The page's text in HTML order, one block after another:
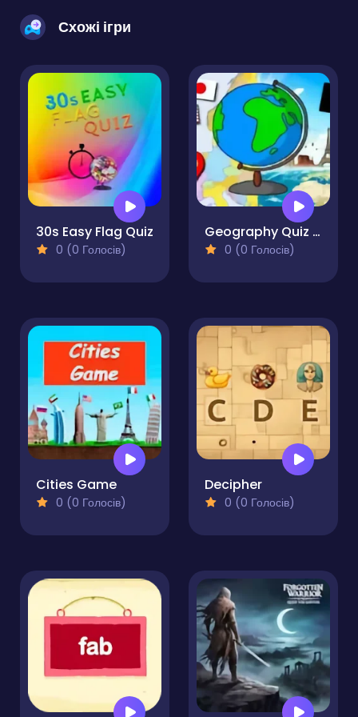
Схожі ігри
30s Easy Flag Quiz
0 (0 Голосів)
Geography Quiz - Countries Flag Capitals
0 (0 Голосів)
Cities Game
0 (0 Голосів)
Decipher
0 (0 Голосів)